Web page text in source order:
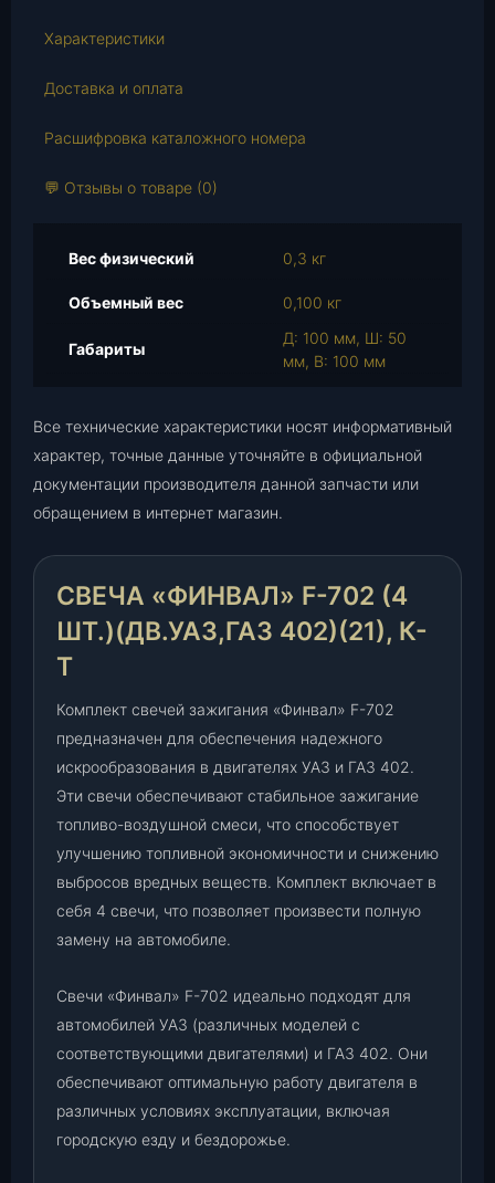
в
р
С
е
-
7
(
4
ш
(
д
в
.
У
А
Г
З
4
0
2
)
Характеристики
Доставка и оплата
Расшифровка каталожного номера
💬 Отзывы о товаре (0)
Вес физический 0,3 кг
Объемный вес 0,100 кг
Габариты
Д: 100 мм, Ш: 50
мм, В: 100 мм
Все технические характеристики носят информативный
характер, точные данные уточняйте в официальной
документации производителя данной запчасти или
обращением в интернет магазин.
СВЕЧА «ФИНВАЛ» F-702 (4
ШТ.)(ДВ.УАЗ,ГАЗ 402)(21), К-
Т
Комплект свечей зажигания «Финвал» F-702
предназначен для обеспечения надежного
искрообразования в двигателях УАЗ и ГАЗ 402.
Эти свечи обеспечивают стабильное зажигание
топливо-воздушной смеси, что способствует
улучшению топливной экономичности и снижению
выбросов вредных веществ. Комплект включает в
себя 4 свечи, что позволяет произвести полную
замену на автомобиле.
Свечи «Финвал» F-702 идеально подходят для
автомобилей УАЗ (различных моделей с
соответствующими двигателями) и ГАЗ 402. Они
обеспечивают оптимальную работу двигателя в
различных условиях эксплуатации, включая
городскую езду и бездорожье.